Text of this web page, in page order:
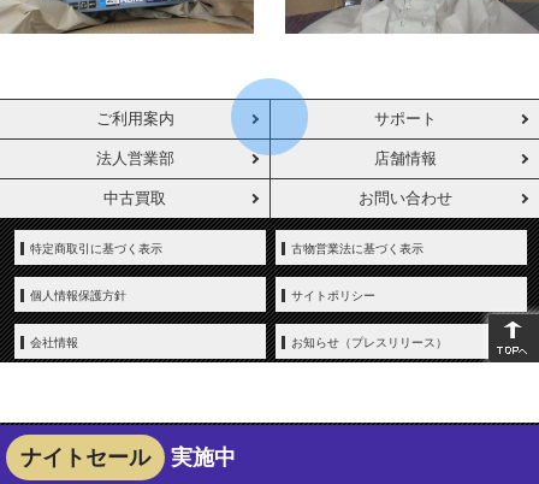
ご利用案内 サポート
法人営業部 店舗情報
中古買取 お問い合わせ
特定商取引に基づく表示 古物営業法に基づく表示
個人情報保護方針 サイトポリシー
会社情報 お知らせ（プレスリリース）
Copyright © YAMADA-DENKI Co., Ltd. All rights reserved.
ナイトセール 実施中